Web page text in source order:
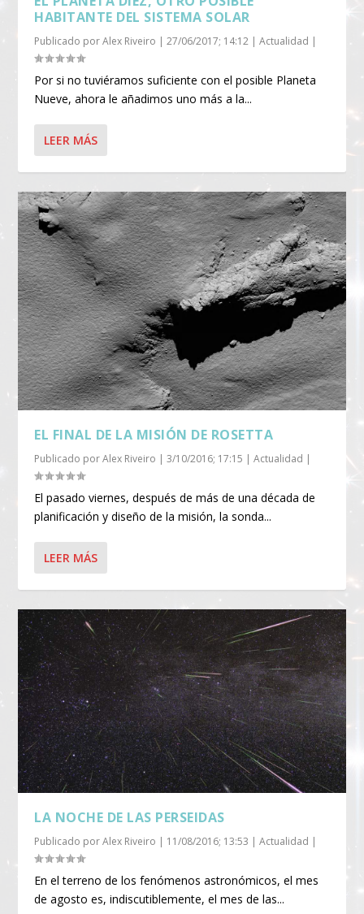
HABITANTE DEL SISTEMA SOLAR
Publicado porAlex Riveiro |27/06/2017; 14:12 |Actualidad |
Por si no tuviéramos suficiente con el posible Planeta
Nueve, ahora le añadimos uno más a la...
LEER MÁS
EL FINAL DE LA MISIÓN DE ROSETTA
Publicado porAlex Riveiro |3/10/2016; 17:15 |Actualidad |
El pasado viernes, después de más de una década de
planificación y diseño de la misión, la sonda...
LEER MÁS
LA NOCHE DE LAS PERSEIDAS
Publicado porAlex Riveiro | 11/08/2016; 13:53 |Actualidad |
En el terreno de los fenómenos astronómicos, el mes
de agosto es, indiscutiblemente, el mes de las...